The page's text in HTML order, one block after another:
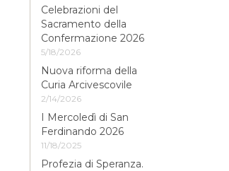
Celebrazioni del
Sacramento della
Confermazione 2026
5/18/2026
Nuova riforma della
Curia Arcivescovile
2/14/2026
I Mercoledì di San
Ferdinando 2026
11/18/2025
Profezia di Speranza.